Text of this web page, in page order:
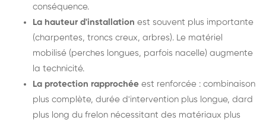
conséquence.
La hauteur d'installation est souvent plus importante
(charpentes, troncs creux, arbres). Le matériel
mobilisé (perches longues, parfois nacelle) augmente
la technicité.
La protection rapprochée est renforcée : combinaison
plus complète, durée d'intervention plus longue, dard
plus long du frelon nécessitant des matériaux plus